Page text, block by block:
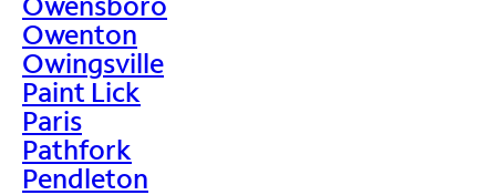
Owenton
Owingsville
Paint Lick
Paris
Pathfork
Pendleton